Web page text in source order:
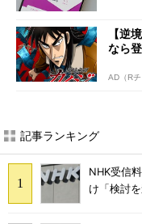
【逆
なら
AD（Rチ
記事ランキング
NHK受信
け「検討